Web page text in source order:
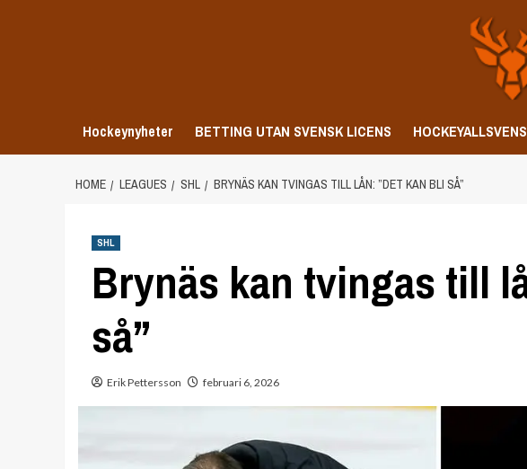
Hockeynyheter BETTING UTAN SVENSK LICENS
HOME LEAGUES SHL BRYNÄS KAN TVINGAS TILL LÅN: ”DET KAN BLI SÅ”
SHL
Brynäs kan tvingas till
så”
Erik Pettersson februari 6, 2026